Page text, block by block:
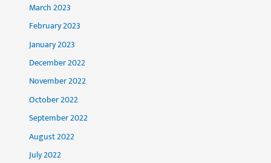
March 2023
February 2023
January 2023
December 2022
November 2022
October 2022
September 2022
August 2022
July 2022